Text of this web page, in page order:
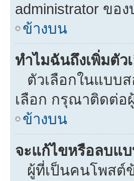
administrator ขอ
ข้างบน
ทำไมฉันถึงเพิ่มตั
ตัวเลือกในแบบ
เลือก กรุณาติดต่อ
ข้างบน
จะแก้ไขหรือลบแบ
ผู้ที่เป็นคนโพสต์ข้